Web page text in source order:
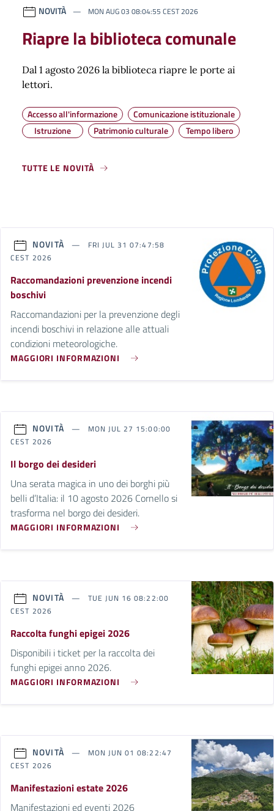
NOVITÀ MON AUG 03 08:04:55 CEST 2026
Riapre la biblioteca comunale
Dal 1 agosto 2026 la biblioteca riapre le porte ai
lettori.
Accesso all'informazione
Comunicazione istituzionale
Istruzione
Patrimonio culturale Tempo libero
TUTTE LE NOVITÀ
NOVITÀ
FRI JUL 31 07:47:58
CEST 2026
Raccomandazioni prevenzione incendi
boschivi
Raccomandazioni per la prevenzione degli
incendi boschivi in relazione alle attuali
condizioni meteorologiche.
MAGGIORI INFORMAZIONI
NOVITÀ
MON JUL 27 15:00:00
CEST 2026
Il borgo dei desideri
Una serata magica in uno dei borghi più
belli d’Italia: il 10 agosto 2026 Cornello si
trasforma nel borgo dei desideri.
MAGGIORI INFORMAZIONI
NOVITÀ
TUE JUN 16 08:22:00
CEST 2026
Raccolta funghi epigei 2026
Disponibili i ticket per la raccolta dei
funghi epigei anno 2026.
MAGGIORI INFORMAZIONI
NOVITÀ
MON JUN 01 08:22:47
CEST 2026
Manifestazioni estate 2026
Manifestazioni ed eventi 2026